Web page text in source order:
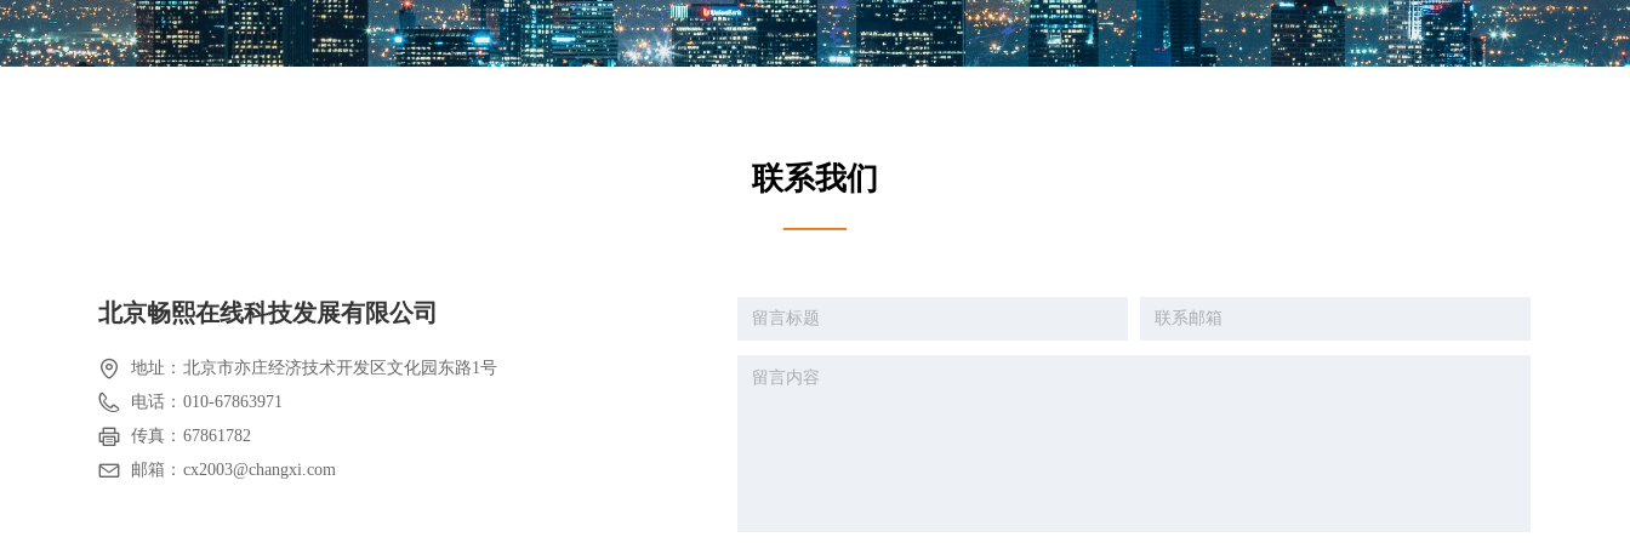
联系我们
——
地址： 北京市亦庄经济技术开发区文化园东路1号
电话： 010-67863971
传真： 67861782
邮箱： cx2003@changxi.com
北京畅熙在线科技发展有限公司